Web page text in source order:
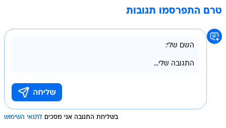
טרם התפרסמו תגובות
בשליחת התגובה אני מסכים לתנאי השימוש